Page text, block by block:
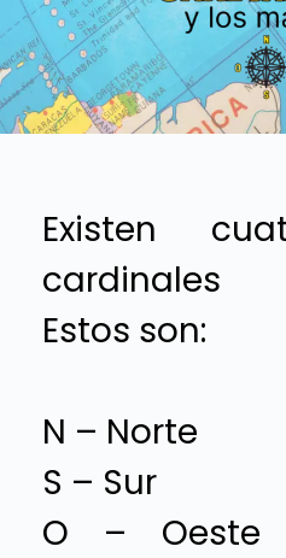
Existen
cardinales
Estos son:
N – Norte
S – Sur
O – Oeste